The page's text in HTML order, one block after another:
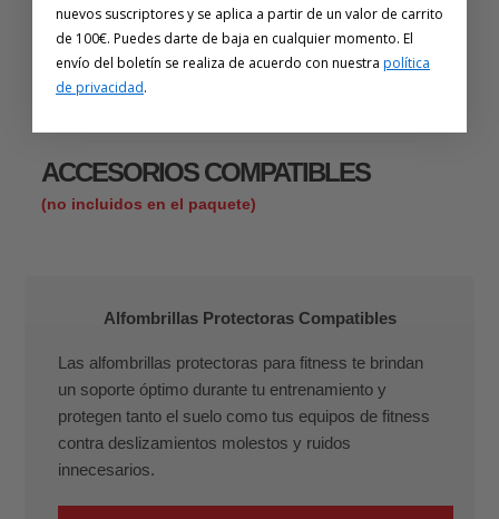
ACCESORIOS COMPATIBLES
(no incluidos en el paquete)
Alfombrillas Protectoras Compatibles
Las alfombrillas protectoras para fitness te brindan
un soporte óptimo durante tu entrenamiento y
protegen tanto el suelo como tus equipos de fitness
contra deslizamientos molestos y ruidos
innecesarios.
nuevos suscriptores y se aplica a partir de un valor de carrito
de 100€. Puedes darte de baja en cualquier momento. El
envío del boletín se realiza de acuerdo con nuestra política
de privacidad.